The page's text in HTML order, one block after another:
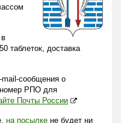
таблеток, доставка
сообщения о
РПО для
Почты России
на посылке не будет ни